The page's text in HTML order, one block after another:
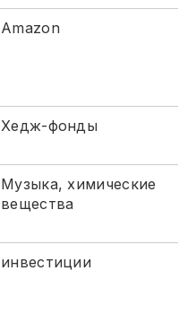
Amazon
Хедж-фонды
Музыка, химические
вещества
инвестиции